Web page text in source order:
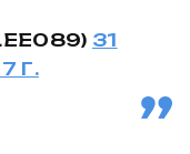
31
Г.